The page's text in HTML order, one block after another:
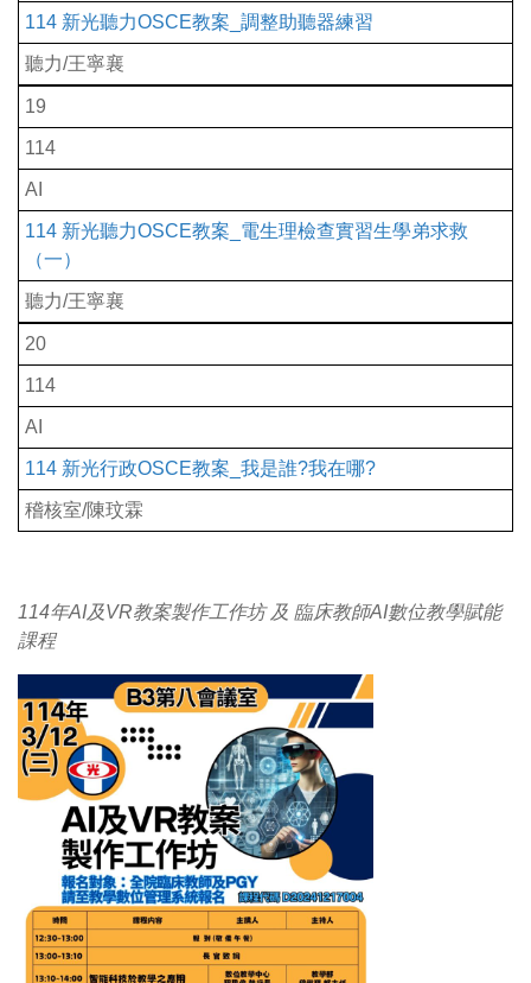
114 新光聽力OSCE教案_調整助聽器練習
聽力/王寧襄
19
114
AI
114 新光聽力OSCE教案_電生理檢查實習生學弟求救
（一）
聽力/王寧襄
20
114
AI
114 新光行政OSCE教案_我是誰?我在哪?
稽核室/陳玟霖
114年AI及VR教案製作工作坊 及 臨床教師AI數位教學賦能
課程